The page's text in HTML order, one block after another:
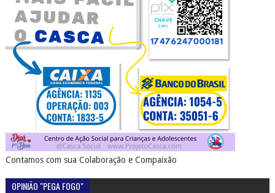
Contamos com sua Colaboração e Compaixão
OPINIÃO "PEGA FOGO"